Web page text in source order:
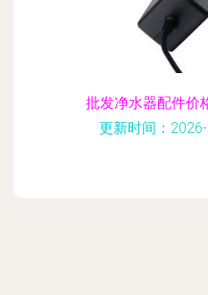
批发净水器配件价
更新时间：